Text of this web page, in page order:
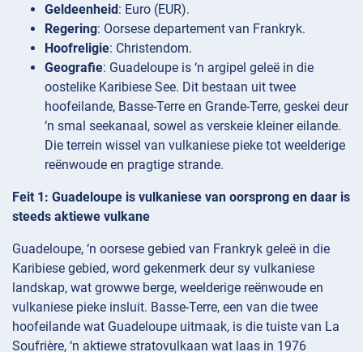
Geldeenheid: Euro (EUR).
Regering: Oorsese departement van Frankryk.
Hoofreligie: Christendom.
Geografie: Guadeloupe is ‘n argipel geleë in die
oostelike Karibiese See. Dit bestaan uit twee
hoofeilande, Basse-Terre en Grande-Terre, geskei deur
‘n smal seekanaal, sowel as verskeie kleiner eilande.
Die terrein wissel van vulkaniese pieke tot weelderige
reënwoude en pragtige strande.
Feit 1: Guadeloupe is vulkaniese van oorsprong en daar is
steeds aktiewe vulkane
Guadeloupe, ‘n oorsese gebied van Frankryk geleë in die
Karibiese gebied, word gekenmerk deur sy vulkaniese
landskap, wat growwe berge, weelderige reënwoude en
vulkaniese pieke insluit. Basse-Terre, een van die twee
hoofeilande wat Guadeloupe uitmaak, is die tuiste van La
Soufrière, ‘n aktiewe stratovulkaan wat laas in 1976